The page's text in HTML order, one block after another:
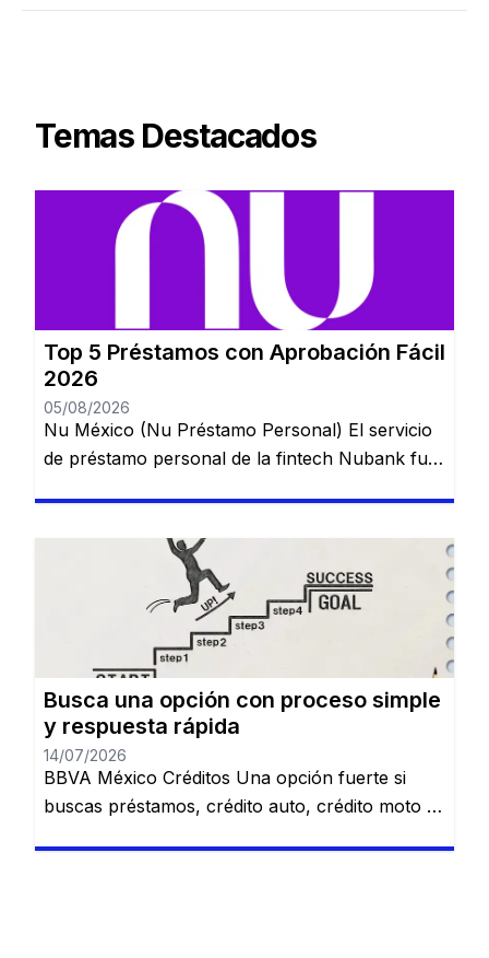
Temas Destacados
Top 5 Préstamos con Aprobación Fácil
2026
05/08/2026
Nu México (Nu Préstamo Personal) El servicio
de préstamo personal de la fintech Nubank fue
desde la aplicación en pocos minutos. 💰 Ideal
para: usuarios que ya utilizan una cuenta digital
y buscan crédito rápido. TurboPeso La
plataforma se destaca por […]
Busca una opción con proceso simple
y respuesta rápida
14/07/2026
BBVA México Créditos Una opción fuerte si
buscas préstamos, crédito auto, crédito moto o